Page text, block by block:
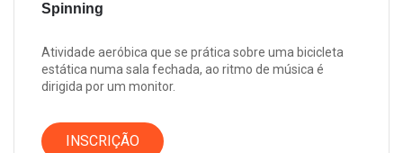
Spinning
Atividade aeróbica que se prática sobre uma bicicleta
estática numa sala fechada, ao ritmo de música é
dirigida por um monitor.
INSCRIÇÃO